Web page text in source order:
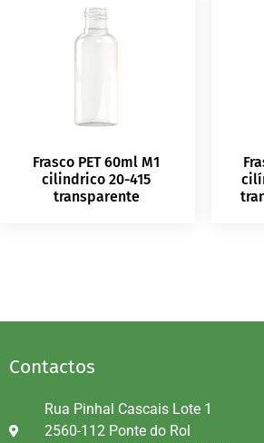
Frasco PET 60ml M1
cilindrico 20-415
transparente
Contactos
Rua Pinhal Cascais Lote 1
2560-112 Ponte do Rol